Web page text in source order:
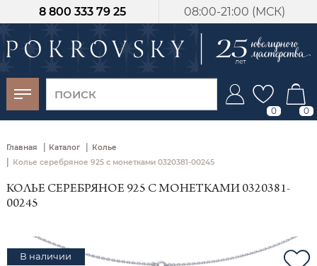
08:00-21:00 (МСК)
8 800 333 79 25
0 0
Главная | Каталог | Колье
| Колье серебряное 925 с монетками 0320381-00245
КОЛЬЕ СЕРЕБРЯНОЕ 925 С МОНЕТКАМИ 0320381-
00245
В наличии
-30%
от 15 дней с
момента оплаты